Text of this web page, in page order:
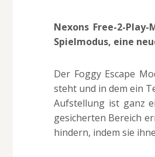
Nexons Free-2-
Spielmodus, eine
Der Foggy Escape
steht und in dem ein
Aufstellung ist ganz
gesicherten Bereich
hindern, indem sie